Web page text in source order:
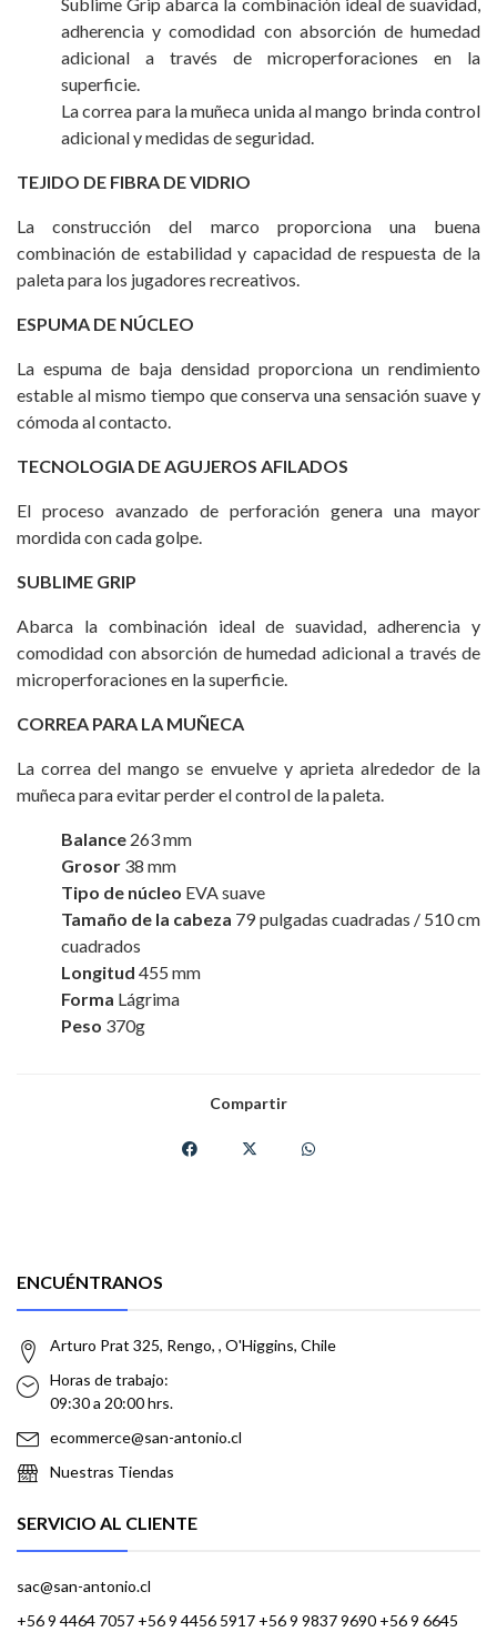
Sublime Grip abarca la combinación ideal de suavidad,
adherencia y comodidad con absorción de humedad
adicional a través de microperforaciones en la
superficie.
La correa para la muñeca unida al mango brinda control
adicional y medidas de seguridad.
TEJIDO DE FIBRA DE VIDRIO
La construcción del marco proporciona una buena
combinación de estabilidad y capacidad de respuesta de la
paleta para los jugadores recreativos.
ESPUMA DE NÚCLEO
La espuma de baja densidad proporciona un rendimiento
estable al mismo tiempo que conserva una sensación suave y
cómoda al contacto.
TECNOLOGIA DE AGUJEROS AFILADOS
El proceso avanzado de perforación genera una mayor
mordida con cada golpe.
SUBLIME GRIP
Abarca la combinación ideal de suavidad, adherencia y
comodidad con absorción de humedad adicional a través de
microperforaciones en la superficie.
CORREA PARA LA MUÑECA
La correa del mango se envuelve y aprieta alrededor de la
muñeca para evitar perder el control de la paleta.
Balance 263 mm
Grosor 38 mm
Tipo de núcleo EVA suave
Tamaño de la cabeza 79 pulgadas cuadradas / 510 cm
cuadrados
Longitud 455 mm
Forma Lágrima
Peso 370g
Compartir
ENCUÉNTRANOS
Arturo Prat 325, Rengo, , O'Higgins, Chile
Horas de trabajo:
09:30 a 20:00 hrs.
ecommerce@san-antonio.cl
Nuestras Tiendas
SERVICIO AL CLIENTE
sac@san-antonio.cl
+56 9 4464 7057 +56 9 4456 5917 +56 9 9837 9690 +56 9 6645